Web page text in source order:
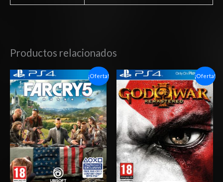
Productos relacionados
¡Oferta!
Rango
de
precios:
desde
$6.03
hasta
$10.03
¡Oferta!
Rango
de
precios:
desde
$6.03
hasta
$10.03